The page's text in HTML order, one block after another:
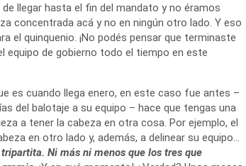
llegar hasta el fin del mandato y no éramos
concentrada acá y no en ningún otro lado. Y eso
el quinquenio. ¡No podés pensar que terminaste
de gobierno todo el tiempo en este
es cuando llega enero, en este caso fue antes –
del balotaje a su equipo – hace que tengas una
a tener la cabeza en otra cosa. Por ejemplo, el
en otro lado y, además, a delinear su equipo…
Ni más ni menos que los tres que